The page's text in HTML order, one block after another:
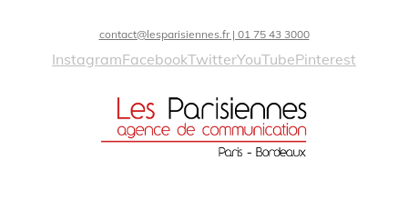
contact@lesparisiennes.fr | 01 75 43 3000
InstagramFacebookTwitterYouTubePinterest